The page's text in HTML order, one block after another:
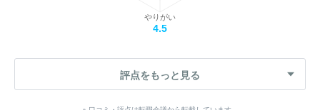
やりがい
4.5
評点をもっと見る